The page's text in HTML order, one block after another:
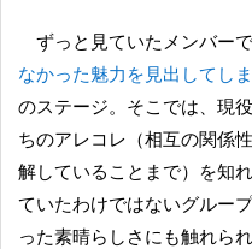
ずっと見ていたメンバー
なかった魅力を見出してし
のステージ。そこでは、現
ちのアレコレ（相互の関係
解していることまで）を知
ていたわけではないグルー
った素晴らしさにも触れら